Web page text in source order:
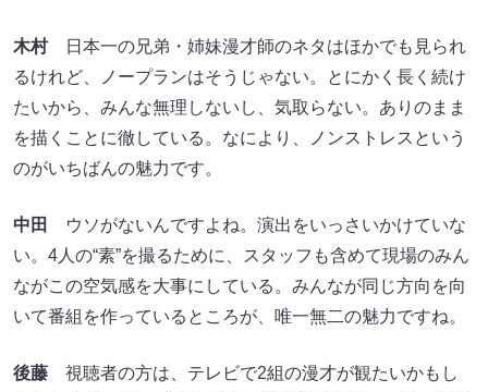
木村日本一の兄弟・姉妹漫才師のネタはほかでも見られ
るけれど、ノープランはそうじゃない。とにかく長く続け
たいから、みんな無理しないし、気取らない。ありのまま
を描くことに徹している。なにより、ノンストレスという
のがいちばんの魅力です。
中田
ウソがないんですよね。演出をいっさいかけていな
い。4人の“素”を撮るために、スタッフも含めて現場のみん
ながこの空気感を大事にしている。みんなが同じ方向を向
いて番組を作っているところが、唯一無二の魅力ですね。
後藤 視聴者の方は、テレビで2組の漫才が観たいかもし